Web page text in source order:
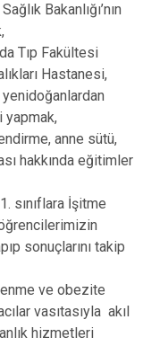
Bakanlığı’nın
Tıp Fakültesi
Hastanesi,
yapmak,
anne sütü,
hakkında eğitimler
sınıflara İşitme
sonuçlarını takip
ve obezite
vasıtasıyla akıl
hizmetleri